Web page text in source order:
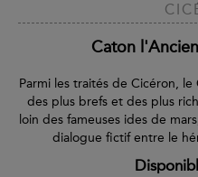
Caton
Parmi les traités de Cicéron,
des plus brefs et des plus
loin des fameuses ides de
dialogue fictif entre le